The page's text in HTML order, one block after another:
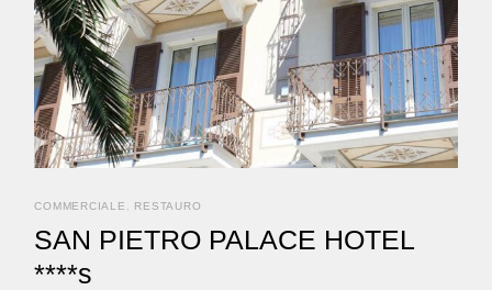
COMMERCIALE RESTAURO
SAN PIETRO PALACE HOTEL
****s